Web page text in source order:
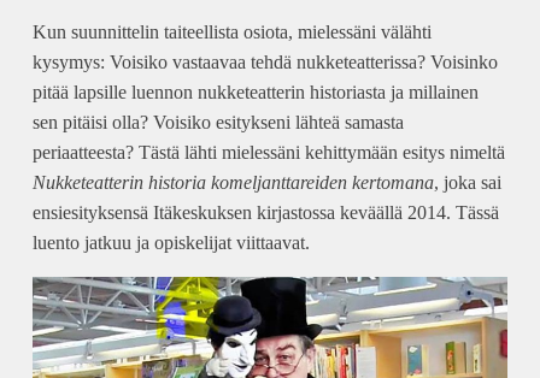
Kun suunnittelin taiteellista osiota, mielessäni välähti
kysymys: Voisiko vastaavaa tehdä nukketeatterissa? Voisinko
pitää lapsille luennon nukketeatterin historiasta ja millainen
sen pitäisi olla? Voisiko esitykseni lähteä samasta
periaatteesta? Tästä lähti mielessäni kehittymään esitys nimeltä
Nukketeatterin historia komeljanttareiden kertomana, joka sai
ensiesityksensä Itäkeskuksen kirjastossa keväällä 2014. Tässä
luento jatkuu ja opiskelijat viittaavat.